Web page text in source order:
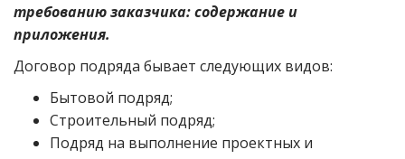
требованию заказчика: содержание и
приложения.
Договор подряда бывает следующих видов:
Бытовой подряд;
Строительный подряд;
Подряд на выполнение проектных и